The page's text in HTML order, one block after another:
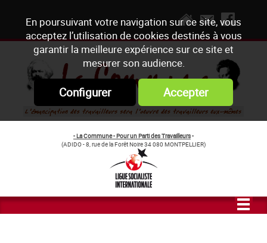
En poursuivant votre navigation sur ce site, vous
acceptez l’utilisation de cookies destinés à vous
garantir la meilleure expérience sur ce site et
mesurer son audience.
Configurer Accepter
- La Commune - Pour un Parti des Travailleurs-
(ADIDO - 8, rue de la Forêt Noire 34 080 MONTPELLIER)